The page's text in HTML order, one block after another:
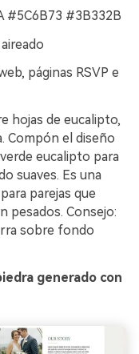
#5C6B73 #3B332B
páginas RSVP e
hojas de eucalipto,
Compón el diseño
eucalipto para
suaves. Es una
parejas que
pesados. Consejo:
sobre fondo
generado con